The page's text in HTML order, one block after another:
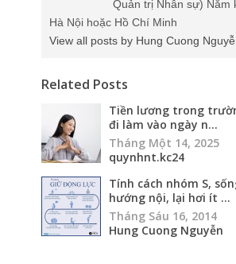
Quản trị Nhân sự) Năm
Hà Nội hoặc Hồ Chí Minh
View all posts by Hung Cuong
Related Posts
Tiền lương trong
đi làm vào ngày n...
Tháng Một 14, 2025
quynhnt.kc24
Tính cách nhóm S,
hướng nội, lại hơi ít ...
Tháng Sáu 16, 2014
Hung Cuong Nguyễn